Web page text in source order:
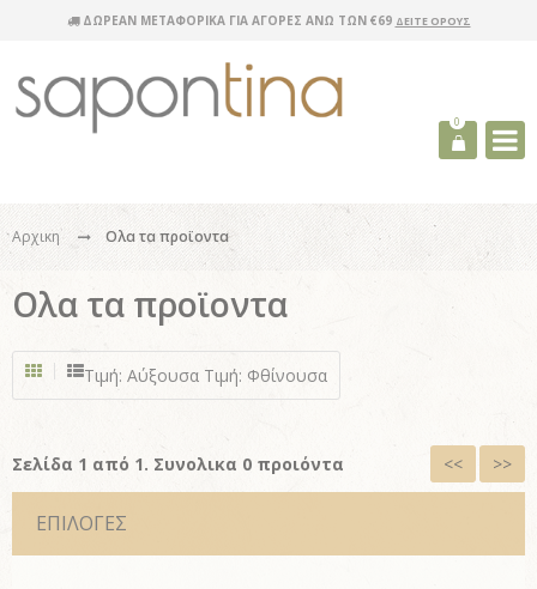
ΔΩΡΕΑΝ ΜΕΤΑΦΟΡΙΚΑ ΓΙΑ ΑΓΟΡΕΣ ΑΝΩ ΤΩΝ €69 ΔΕΙΤΕ ΟΡΟΥΣ
0
Αρχικη Ολα τα προϊοντα
Ολα τα προϊοντα
Τιμή: Αύξουσα Τιμή: Φθίνουσα
Σελίδα 1 από 1. Συνολικα 0 προιόντα << >>
ΕΠΙΛΟΓΕΣ